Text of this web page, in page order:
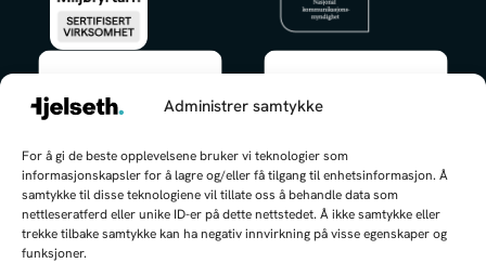
Administrer samtykke
For å gi de beste opplevelsene bruker vi teknologier som
informasjonskapsler for å lagre og/eller få tilgang til enhetsinformasjon. Å
samtykke til disse teknologiene vil tillate oss å behandle data som
nettleseratferd eller unike ID-er på dette nettstedet. Å ikke samtykke eller
trekke tilbake samtykke kan ha negativ innvirkning på visse egenskaper og
funksjoner.
Hei, jeg kan hjelpe deg med å finne
frem!